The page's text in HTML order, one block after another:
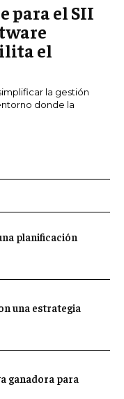
para el SII
el
la gestión
donde la
planificación
una estrategia
ganadora para